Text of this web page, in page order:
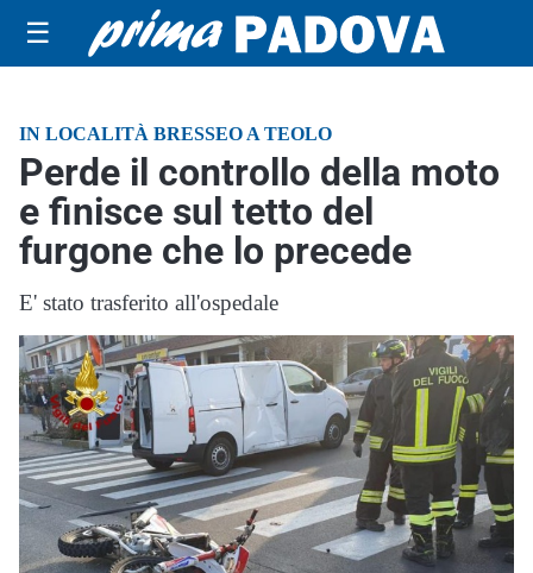
☰
IN LOCALITÀ BRESSEO A TEOLO
Perde il controllo della moto
e finisce sul tetto del
furgone che lo precede
E' stato trasferito all'ospedale